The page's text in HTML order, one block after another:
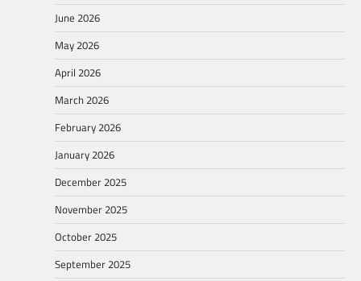
June 2026
May 2026
April 2026
March 2026
February 2026
January 2026
December 2025
November 2025
October 2025
September 2025